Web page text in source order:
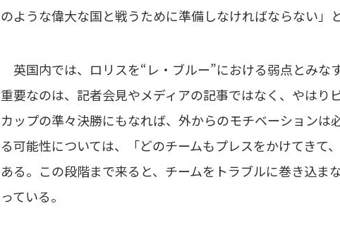
のような偉大な国と戦うために準備しなければならない」
英国内では、ロリスを“レ・ブルー”における弱点とみな
重要なのは、記者会見やメディアの記事ではなく、やはり
カップの準々決勝にもなれば、外からのモチベーション
る可能性については、「どのチームもプレスをかけてき
ある。この段階まで来ると、チームをトラブルに巻き込
っている。